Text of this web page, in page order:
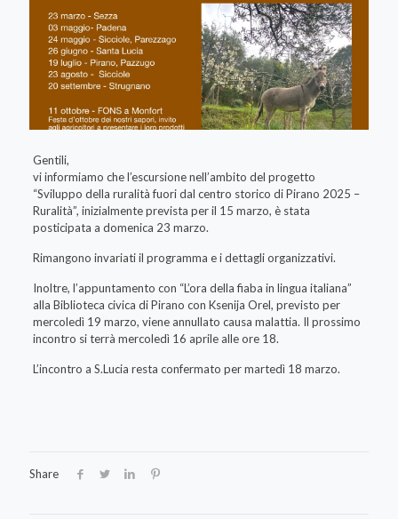
Gentili,
vi informiamo che l’escursione nell’ambito del progetto
“Sviluppo della ruralità fuori dal centro storico di Pirano 2025 –
Ruralità”, inizialmente prevista per il 15 marzo, è stata
posticipata a domenica 23 marzo.
Rimangono invariati il programma e i dettagli organizzativi.
Inoltre, l’appuntamento con “L’ora della fiaba in lingua italiana”
alla Biblioteca civica di Pirano con Ksenija Orel, previsto per
mercoledì 19 marzo, viene annullato causa malattia. Il prossimo
incontro si terrà mercoledì 16 aprile alle ore 18.
L’incontro a S.Lucia resta confermato per martedì 18 marzo.
Share